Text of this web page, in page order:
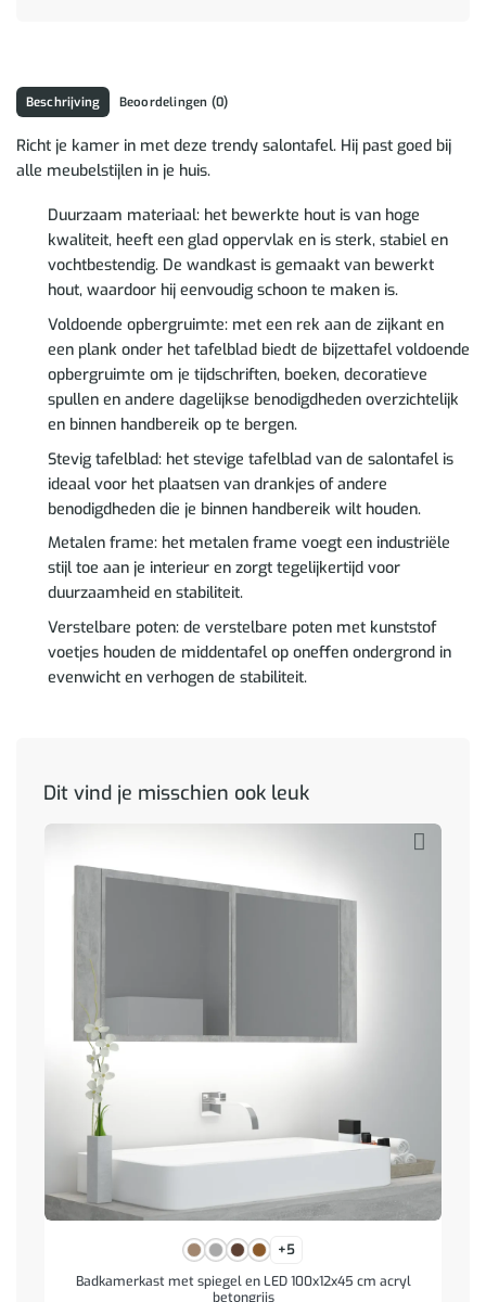
Beschrijving Beoordelingen (0)
Richt je kamer in met deze trendy salontafel. Hij past goed bij
alle meubelstijlen in je huis.
Duurzaam materiaal: het bewerkte hout is van hoge
kwaliteit, heeft een glad oppervlak en is sterk, stabiel en
vochtbestendig. De wandkast is gemaakt van bewerkt
hout, waardoor hij eenvoudig schoon te maken is.
Voldoende opbergruimte: met een rek aan de zijkant en
een plank onder het tafelblad biedt de bijzettafel voldoende
opbergruimte om je tijdschriften, boeken, decoratieve
spullen en andere dagelijkse benodigdheden overzichtelijk
en binnen handbereik op te bergen.
Stevig tafelblad: het stevige tafelblad van de salontafel is
ideaal voor het plaatsen van drankjes of andere
benodigdheden die je binnen handbereik wilt houden.
Metalen frame: het metalen frame voegt een industriële
stijl toe aan je interieur en zorgt tegelijkertijd voor
duurzaamheid en stabiliteit.
Verstelbare poten: de verstelbare poten met kunststof
voetjes houden de middentafel op oneffen ondergrond in
evenwicht en verhogen de stabiliteit.
Dit vind je misschien ook leuk
+5
Badkamerkast met spiegel en LED 100x12x45 cm acryl
betongrijs